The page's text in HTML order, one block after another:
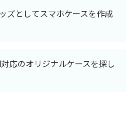
ズとしてスマホケースを作成
応のオリジナルケースを探し